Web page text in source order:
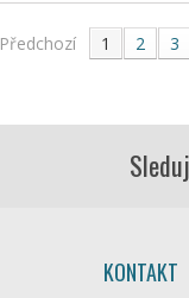
Předchozí 1 2 3
KONTAKT